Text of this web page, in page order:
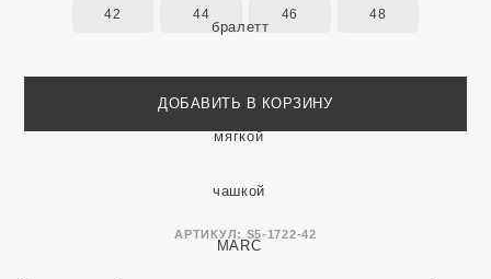
АРТИКУЛ: S5-1722-42
42 44 46 48
ДОБАВИТЬ В КОРЗИНУ